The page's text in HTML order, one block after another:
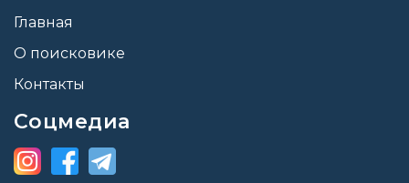
Главная
О поисковике
Контакты
Соцмедиа